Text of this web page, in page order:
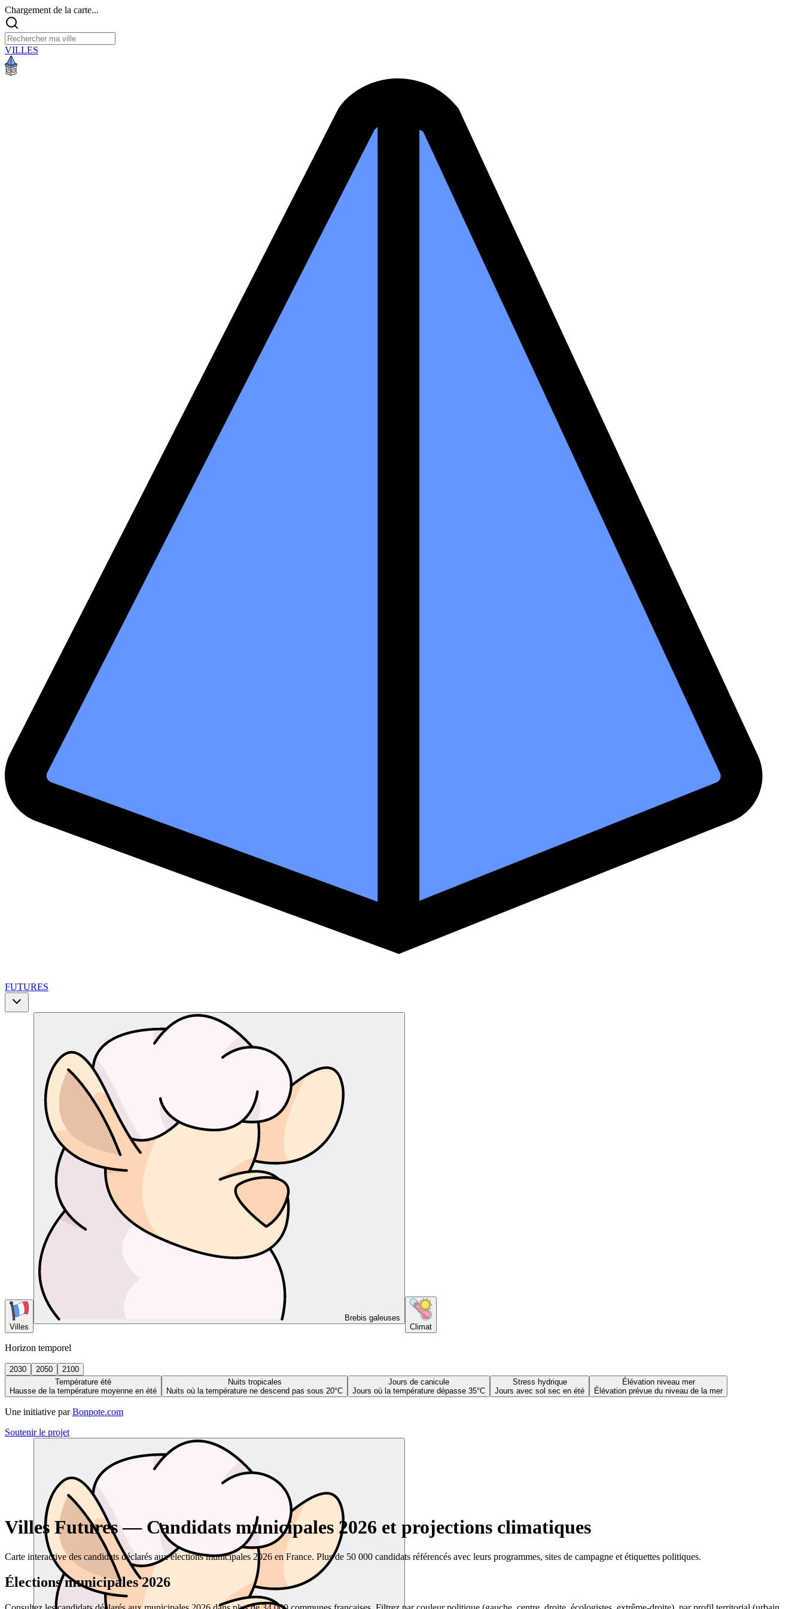
Chargement de la carte...
VILLES
FUTURES
Villes
Brebis galeuses
Climat
Horizon temporel
2030 2050
2100
Température été
Hausse de la température moyenne en été
Nuits tropicales
Nuits où la température ne descend pas sous 20°C
Jours de canicule
Jours où la température dépasse 35°C
Stress hydrique
Jours avec sol sec en été
Élévation niveau mer
Élévation prévue du niveau de la mer
Une initiative par Bonpote.com
Soutenir le projet
Villes Futures — Candidats municipales 2026 et projections climatiques
Carte interactive des candidats déclarés aux élections municipales 2026 en France. Plus de 50 000 candidats référencés avec leurs programmes, sites de campagne et étiquettes politiques.
Élections municipales 2026